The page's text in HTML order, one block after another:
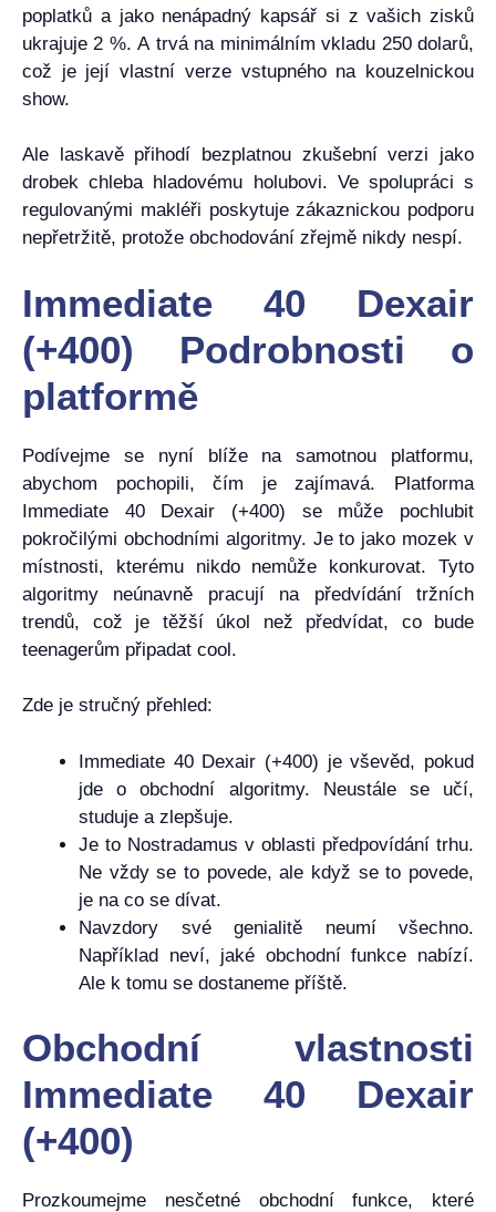
poplatků a jako nenápadný kapsář si z vašich zisků
ukrajuje 2 %. A trvá na minimálním vkladu 250 dolarů,
což je její vlastní verze vstupného na kouzelnickou
show.
Ale laskavě přihodí bezplatnou zkušební verzi jako
drobek chleba hladovému holubovi. Ve spolupráci s
regulovanými makléři poskytuje zákaznickou podporu
nepřetržitě, protože obchodování zřejmě nikdy nespí.
Immediate 40 Dexair
(+400) Podrobnosti o
platformě
Podívejme se nyní blíže na samotnou platformu,
abychom pochopili, čím je zajímavá. Platforma
Immediate 40 Dexair (+400) se může pochlubit
pokročilými obchodními algoritmy. Je to jako mozek v
místnosti, kterému nikdo nemůže konkurovat. Tyto
algoritmy neúnavně pracují na předvídání tržních
trendů, což je těžší úkol než předvídat, co bude
teenagerům připadat cool.
Zde je stručný přehled:
Immediate 40 Dexair (+400) je vševěd, pokud
jde o obchodní algoritmy. Neustále se učí,
studuje a zlepšuje.
Je to Nostradamus v oblasti předpovídání trhu.
Ne vždy se to povede, ale když se to povede,
je na co se dívat.
Navzdory své genialitě neumí všechno.
Například neví, jaké obchodní funkce nabízí.
Ale k tomu se dostaneme příště.
Obchodní vlastnosti
Immediate 40 Dexair
(+400)
Prozkoumejme nesčetné obchodní funkce, které